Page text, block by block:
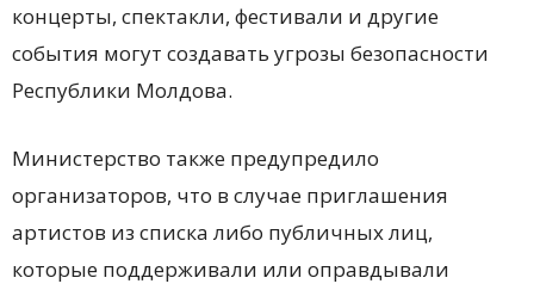
концерты, спектакли, фестивали и другие
события могут создавать угрозы безопасности
Республики Молдова.
Министерство также предупредило
организаторов, что в случае приглашения
артистов из списка либо публичных лиц,
которые поддерживали или оправдывали